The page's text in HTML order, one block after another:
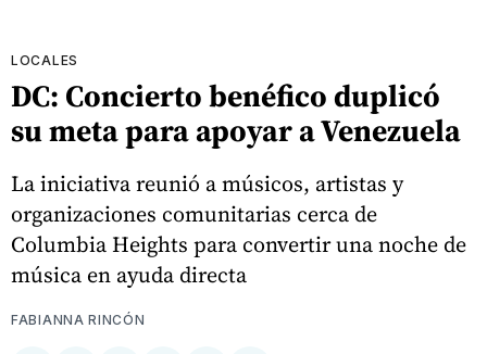
LOCALES
DC: Concierto benéfico duplicó
su meta para apoyar a Venezuela
La iniciativa reunió a músicos, artistas y
organizaciones comunitarias cerca de
Columbia Heights para convertir una noche de
música en ayuda directa
FABIANNA RINCÓN